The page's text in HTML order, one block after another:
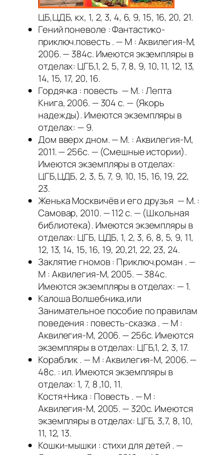
ЦБ,ЦДБ, кх, 1, 2, 3, 4, 6, 9, 15, 16, 20, 21.
Гений поневоле : Фантастико-
приключ.повесть . — М : Аквилегия-М,
2006. — 384с. Имеются экземпляры в
отделах: ЦГБ,1, 2, 5, 7, 8, 9, 10, 11, 12, 13,
14, 15, 17, 20, 16.
Гордячка : повесть — М. : Лепта
Книга, 2006. — 304 с. — (Якорь
надежды). Имеются экземпляры в
отделах: — 9.
Дом вверх дном. — М. : Аквилегия-М,
2011. — 256с. — (Смешные истории).
Имеются экземпляры в отделах:
ЦГБ,ЦДБ, 2, 3, 5, 7, 9, 10, 15, 16, 19, 22,
23.
Женька Москвичёв и его друзья — М. :
Самовар, 2010. — 112 с. — (Школьная
библиотека). Имеются экземпляры в
отделах: ЦГБ, ЦДБ, 1, 2, 3, 6, 8, 5, 9, 11,
12, 13, 14, 15, 16, 19, 20,21, 22, 23, 24.
Заклятие гномов : Приключ.роман . —
М : Аквилегия-М, 2005. — 384с.
Имеются экземпляры в отделах: — 1.
Калоша Волшебника,или
Занимательное пособие по правилам
поведения : повесть-сказка . — М :
Аквилегия-М, 2006. — 256с. Имеются
экземпляры в отделах: ЦГБ,1, 2, 3, 17.
Кораблик . — М : Аквилегия-М, 2006. —
48с. : ил. Имеются экземпляры в
отделах: 1, 7, 8 ,10, 11.
Костя+Ника : Повесть . — М :
Аквилегия-М, 2005. — 320с. Имеются
экземпляры в отделах: ЦГБ, 3,7, 8, 10,
11, 12, 13.
Кошки-мышки : стихи для детей . —